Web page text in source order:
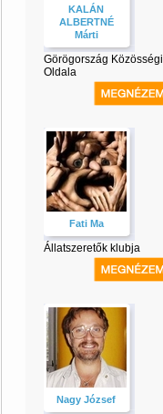
KALÁN
ALBERTNÉ
Márti
Görögország Közösségi
Oldala
Fati Ma
Állatszeretők klubja
Nagy József